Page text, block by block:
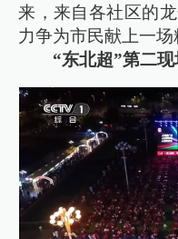
来，来自各社区的
力争为市民献上一场
“东北超”第二